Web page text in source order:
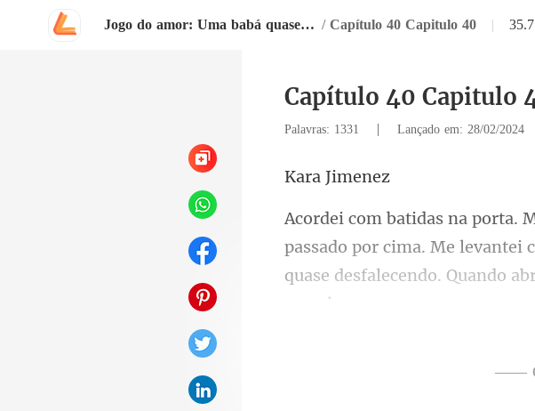
Jogo do amor: Uma babá quase perfeita / Capítulo 40 Capitulo 40 |
Capítulo 40 Capitulo
Palavras: 1331 | Lançado em: 28/02/2024
Jim
assado por cima. Me levantei
quase
——